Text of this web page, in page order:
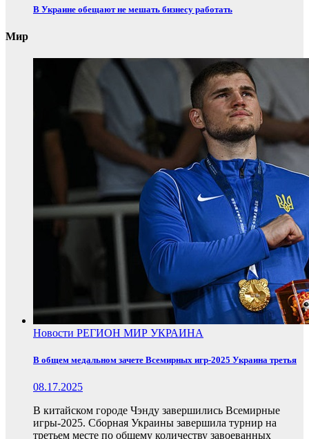
В Украине обещают не мешать бизнесу работать
Мир
Новости РЕГИОН МИР УКРАИНА
В общем медальном зачете Всемирных игр-2025 Украина третья
08.17.2025
В китайском городе Чэнду завершились Всемирные
игры-2025. Сборная Украины завершила турнир на
третьем месте по общему количеству завоеванных